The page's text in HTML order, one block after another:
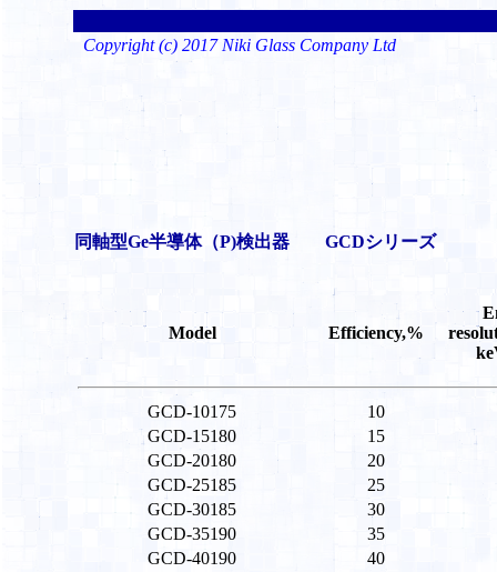
Copyright (c) 2017 Niki Glass Company Ltd
同軸型Ge半導体（P)検出器 GCDシリーズ
GCD-10175 10
GCD-15180
15
GCD-20180
20
GCD-25185
25
GCD-30185
30
GCD-35190
35
GCD-40190
40
Model Efficiency,%